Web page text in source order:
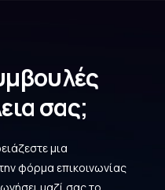
σας;
μια
φόρμα επικοινωνίας
μαζί σας το